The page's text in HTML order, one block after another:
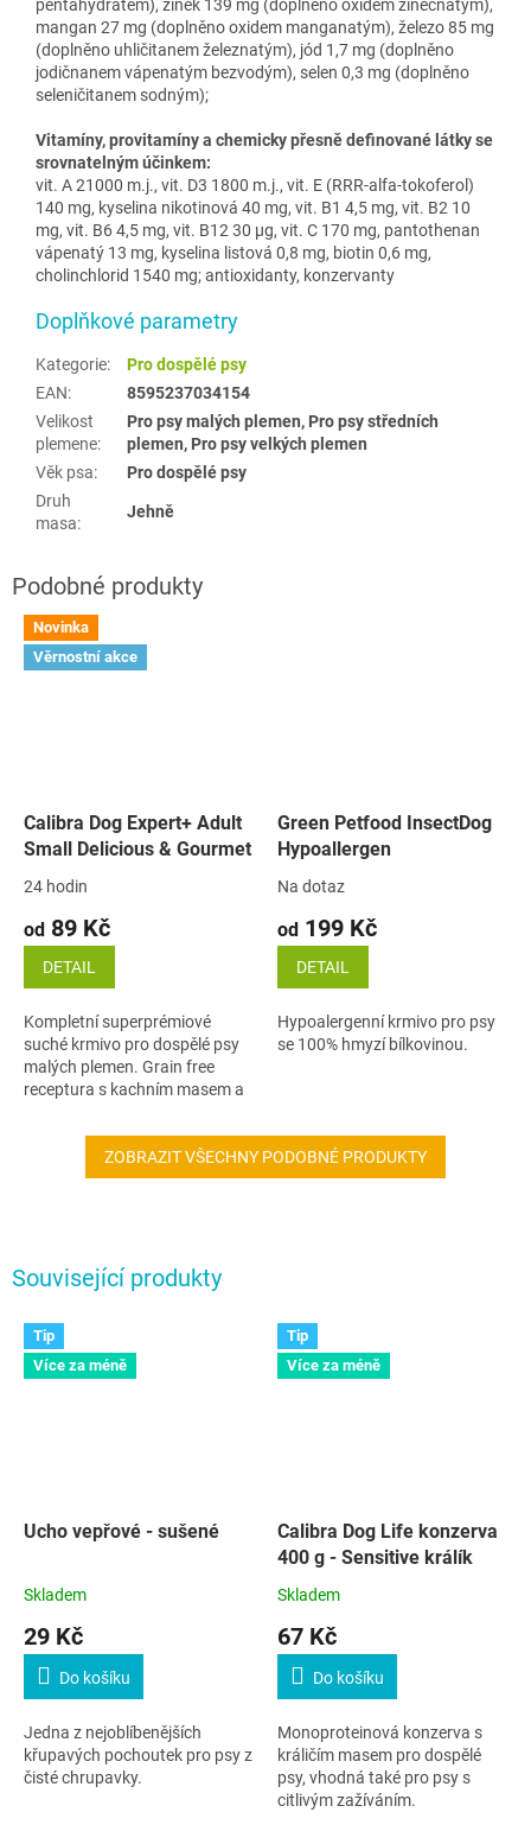
Související produkty
Tip
Více za méně
Ucho vepřové - sušené
Skladem
29 Kč
Do košíku
Jedna z nejoblíbenějších
křupavých pochoutek pro psy z
čisté chrupavky.
Tip
Více za méně
Calibra Dog Life konzerva
400 g - Sensitive králík
Skladem
67 Kč
Do košíku
Monoproteinová konzerva s
králičím masem pro dospělé
psy, vhodná také pro psy s
citlivým zažíváním.
pentahydrátem), zinek 139 mg (doplněno oxidem zinečnatým),
mangan 27 mg (doplněno oxidem manganatým), železo 85 mg
(doplněno uhličitanem železnatým), jód 1,7 mg (doplněno
jodičnanem vápenatým bezvodým), selen 0,3 mg (doplněno
seleničitanem sodným);
Vitamíny, provitamíny a chemicky přesně definované látky se
srovnatelným účinkem:
vit. A 21000 m.j., vit. D3 1800 m.j., vit. E (RRR-alfa-tokoferol)
140 mg, kyselina nikotinová 40 mg, vit. B1 4,5 mg, vit. B2 10
mg, vit. B6 4,5 mg, vit. B12 30 µg, vit. C 170 mg, pantothenan
vápenatý 13 mg, kyselina listová 0,8 mg, biotin 0,6 mg,
cholinchlorid 1540 mg; antioxidanty, konzervanty
Doplňkové parametry
Kategorie:
Pro dospělé psy
EAN:
8595237034154
Velikost
plemene:
Pro psy malých plemen, Pro psy středních
plemen, Pro psy velkých plemen
Věk psa:
Pro dospělé psy
Druh
masa:
Jehně
Novinka
Věrnostní akce
Calibra Dog Expert+ Adult
Small Delicious & Gourmet
24 hodin
od 89 Kč
DETAIL
Kompletní superprémiové
suché krmivo pro dospělé psy
malých plemen. Grain free
receptura s kachním masem a
poskytuje vyváženou a
chutnou výživu...
Green Petfood InsectDog
Hypoallergen
Na dotaz
od 199 Kč
DETAIL
Hypoalergenní krmivo pro psy
se 100% hmyzí bílkovinou.
ZOBRAZIT VŠECHNY PODOBNÉ PRODUKTY